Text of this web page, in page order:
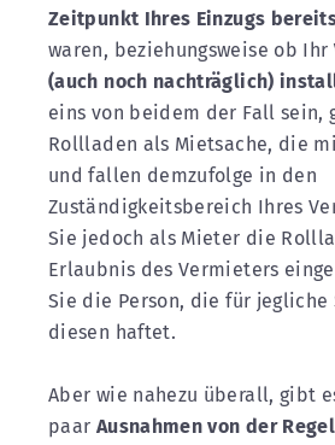
Zeitpunkt Ihres Einzugs
waren, beziehungsweise ob Ihr
(auch noch nachträglich)
eins von beidem der Fall sein,
Rollladen als Mietsache, die
und fallen demzufolge in den
Zuständigkeitsbereich Ihres
Sie jedoch als Mieter die
Erlaubnis des Vermieters
Sie die Person, die für jegliche
diesen haftet.
Aber wie nahezu überall, gibt
paar Ausnahmen von der